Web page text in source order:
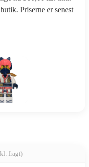
Priserne er senest
fragt)